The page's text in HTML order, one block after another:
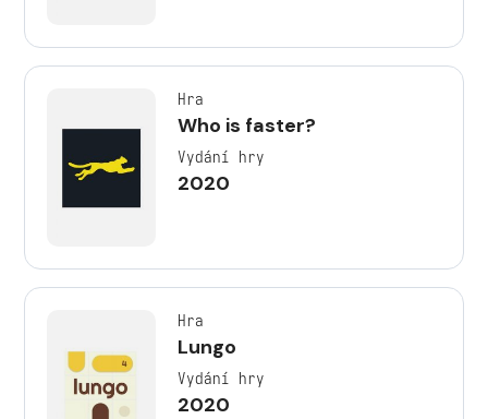
Hra
Who is faster?
Vydání hry
2020
Hra
Lungo
Vydání hry
2020